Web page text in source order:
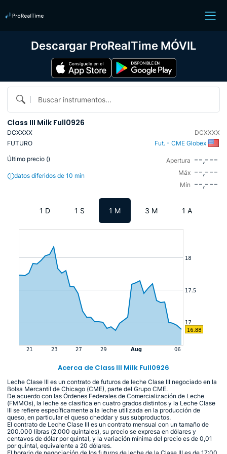
Buscar instrumentos...
Class III Milk Full0926
DCXXXX
DCXXXX
FUTURO
Fut. - CME Globex
Último precio ()
datos diferidos de 10 min
Apertura --,---
Máx --,---
Mín --,---
1 D 1 S 1 M 3 M 1 A
Acerca de Class III Milk Full0926
Leche Clase III es un contrato de futuros de leche Clase III negociado en la
Bolsa Mercantil de Chicago (CME), parte del Grupo CME.
De acuerdo con las Órdenes Federales de Comercialización de Leche
(FMMOs), la leche se clasifica en cuatro grados distintos y la Leche Clase
III se refiere específicamente a la leche utilizada en la producción de
queso, en particular el queso cheddar y sus subproductos.
El contrato de Leche Clase III es un contrato mensual con un tamaño de
200.000 libras (2.000 quintales), su precio se expresa en dólares y
centavos de dólar por quintal, y la variación mínima del precio es de 0,01
por quintal, equivalente a 20 dólares.
Descargar ProRealTime MÓVIL